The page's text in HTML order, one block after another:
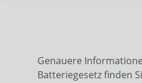
Genauere
Batteriegesetz finden